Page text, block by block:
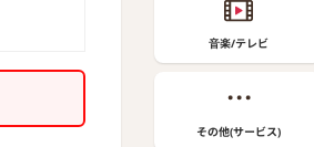
音楽/テレビ
その他(サービス)